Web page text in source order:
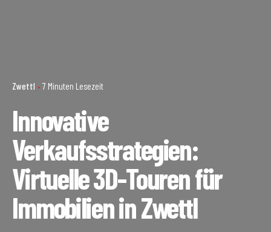
Zwettl 7 Minuten Lesezeit
Innovative
Verkaufsstrategien:
Virtuelle 3D-Touren für
Immobilien in Zwettl